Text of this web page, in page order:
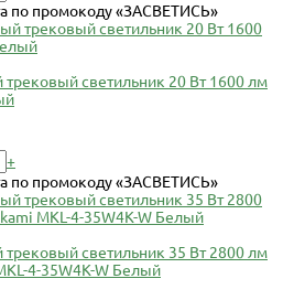
по промокоду «ЗАСВЕТИСЬ»
светильник 20 Вт 1600 лм
+
по промокоду «ЗАСВЕТИСЬ»
светильник 35 Вт 2800 лм
4-35W4K-W Белый